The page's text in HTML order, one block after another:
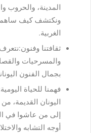
المدينة، والحروب
ونكتشف كيف
الغربية.
ثقافتنا
والمسرحيات
بجمال الفنون
فهمنا للحياة
اليونان القديمة،
إلى من عاشوا في
أوجه التشابه